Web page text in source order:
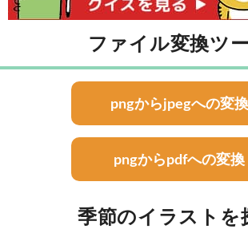
ファイル変換ツ
pngからjpegへの変換
pngからpdfへの変換
季節のイラストを